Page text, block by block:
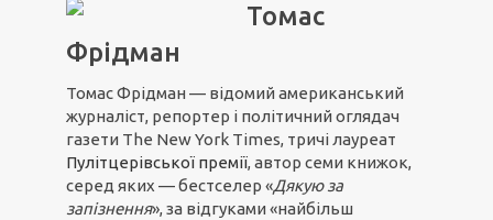
Томас
Фрідман
Томас Фрідман — відомий американський
журналіст, репортер і політичний оглядач
газети The New York Times, тричі лауреат
Пулітцерівської премії, автор семи книжок,
серед яких — бестселер «Дякую за
запізнення», за відгуками «найбільш